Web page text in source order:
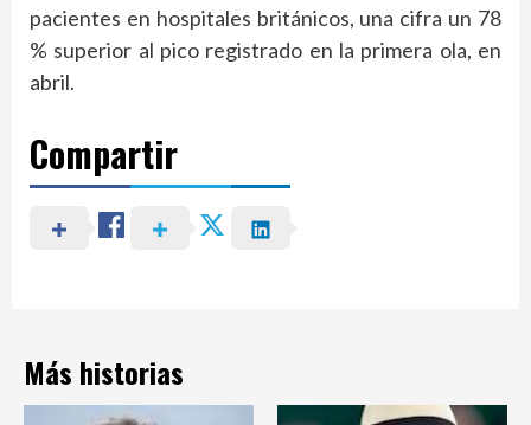
pacientes en hospitales británicos, una cifra un 78
% superior al pico registrado en la primera ola, en
abril.
Compartir
Más historias